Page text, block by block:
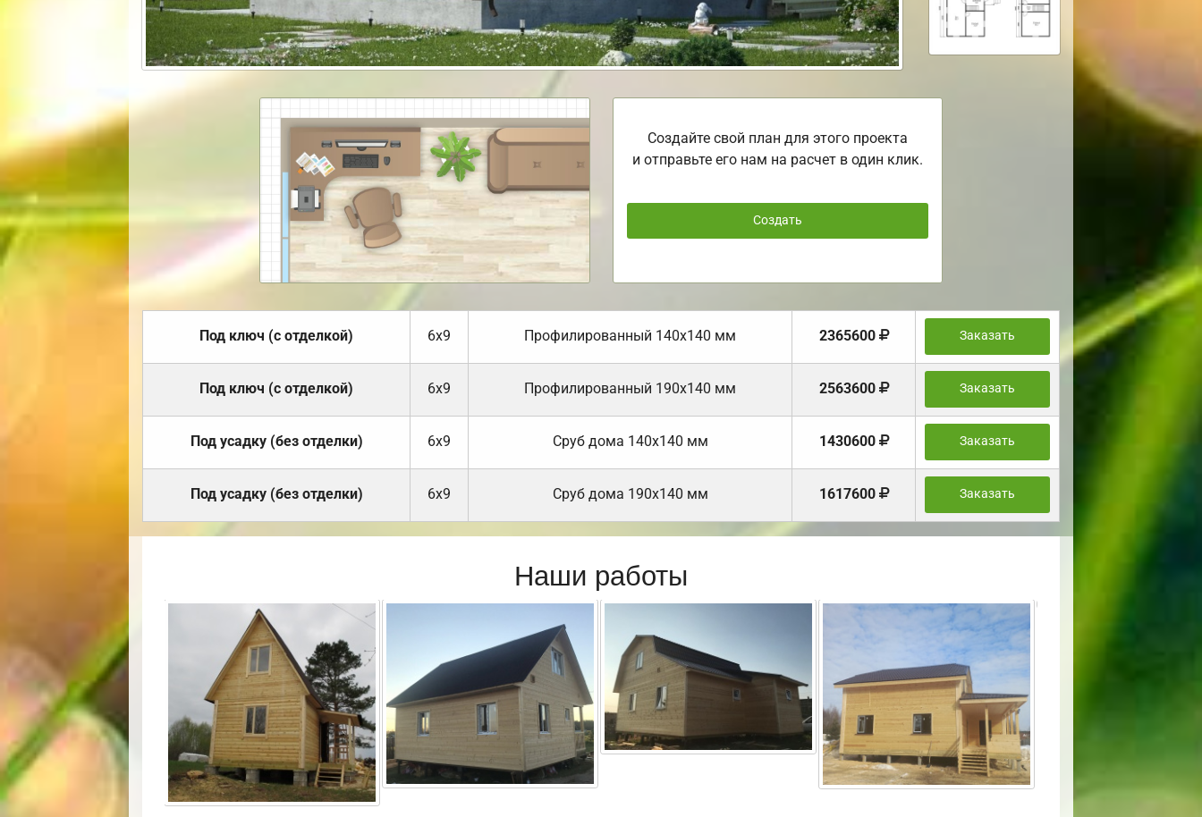
Создайте свой план для этого проекта
и отправьте его нам на расчет в один клик.
Создать
Под ключ (с отделкой) 6х9 Профилированный 140х140 мм 2365600 Заказать
Под ключ (с отделкой) 6х9 Профилированный 190х140 мм 2563600 Заказать
Под усадку (без отделки) 6х9 Cруб дома 140х140 мм 1430600 Заказать
Под усадку (без отделки) 6х9 Cруб дома 190х140 мм 1617600 Заказать
Наши работы